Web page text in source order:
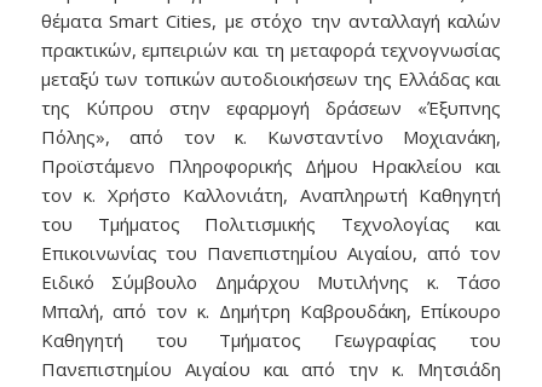
θέματα Smart Cities, με στόχο την ανταλλαγή καλών
πρακτικών, εμπειριών και τη μεταφορά τεχνογνωσίας
μεταξύ των τοπικών αυτοδιοικήσεων της Ελλάδας και
της Κύπρου στην εφαρμογή δράσεων «Έξυπνης
Πόλης», από τον κ. Κωνσταντίνο Μοχιανάκη,
Προϊστάμενο Πληροφορικής Δήμου Ηρακλείου και
τον κ. Χρήστο Καλλονιάτη, Αναπληρωτή Καθηγητή
του Τμήματος Πολιτισμικής Τεχνολογίας και
Επικοινωνίας του Πανεπιστημίου Αιγαίου, από τον
Ειδικό Σύμβουλο Δημάρχου Μυτιλήνης κ. Τάσο
Μπαλή, από τον κ. Δημήτρη Καβρουδάκη, Επίκουρο
Καθηγητή του Τμήματος Γεωγραφίας του
Πανεπιστημίου Αιγαίου και από την κ. Μητσιάδη